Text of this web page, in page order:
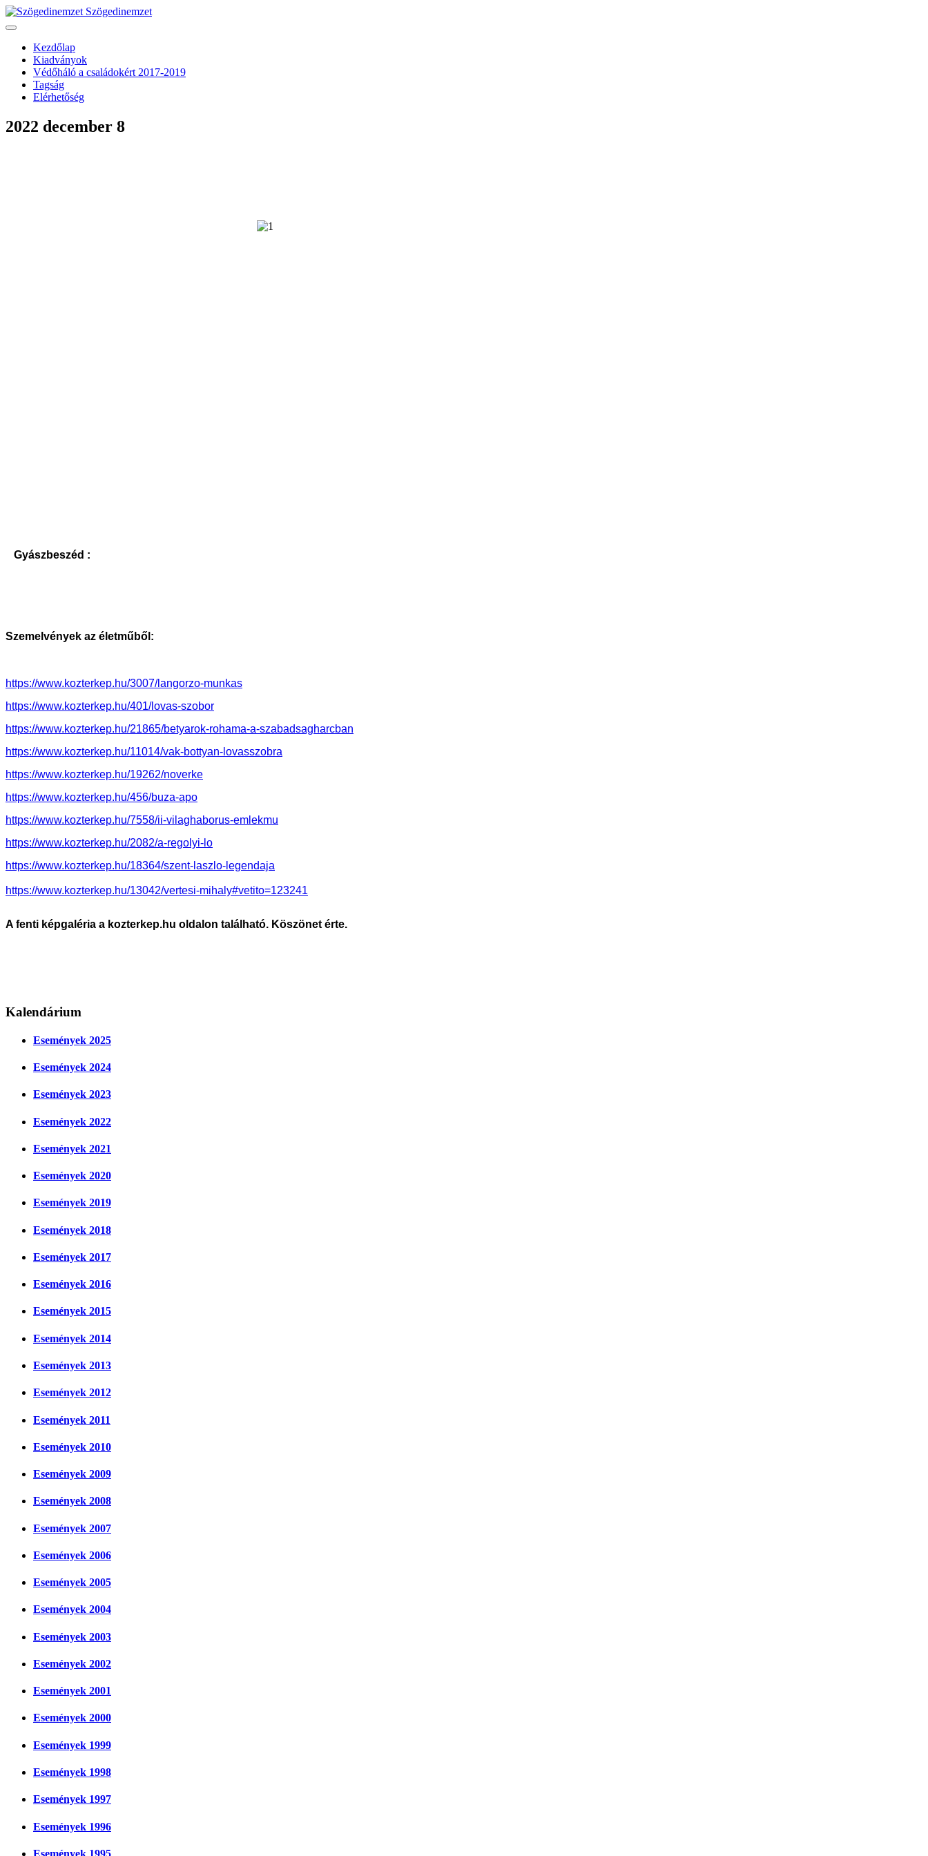
Szögedinemzet
Kezdőlap
Kiadványok
Védőháló a családokért 2017-2019
Tagság
Elérhetőség
2022 december 8
Gyászbeszéd :
Szemelvények az életműből:
https://www.kozterkep.hu/3007/langorzo-munkas
https://www.kozterkep.hu/401/lovas-szobor
https://www.kozterkep.hu/21865/betyarok-rohama-a-szabadsagharcban
https://www.kozterkep.hu/11014/vak-bottyan-lovasszobra
https://www.kozterkep.hu/19262/noverke
https://www.kozterkep.hu/456/buza-apo
https://www.kozterkep.hu/7558/ii-vilaghaborus-emlekmu
https://www.kozterkep.hu/2082/a-regolyi-lo
https://www.kozterkep.hu/18364/szent-laszlo-legendaja
https://www.kozterkep.hu/13042/vertesi-mihaly#vetito=123241
A fenti képgaléria a kozterkep.hu oldalon található. Köszönet érte.
Kalendárium
Események 2025
Események 2024
Események 2023
Események 2022
Események 2021
Események 2020
Események 2019
Események 2018
Események 2017
Események 2016
Események 2015
Események 2014
Események 2013
Események 2012
Események 2011
Események 2010
Események 2009
Események 2008
Események 2007
Események 2006
Események 2005
Események 2004
Események 2003
Események 2002
Események 2001
Események 2000
Események 1999
Események 1998
Események 1997
Események 1996
Események 1995